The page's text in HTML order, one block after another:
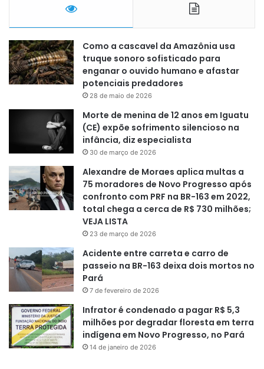
Como a cascavel da Amazônia usa
truque sonoro sofisticado para
enganar o ouvido humano e afastar
potenciais predadores
28 de maio de 2026
Morte de menina de 12 anos em Iguatu
(CE) expõe sofrimento silencioso na
infância, diz especialista
30 de março de 2026
Alexandre de Moraes aplica multas a
75 moradores de Novo Progresso após
confronto com PRF na BR-163 em 2022,
total chega a cerca de R$ 730 milhões;
VEJA LISTA
23 de março de 2026
Acidente entre carreta e carro de
passeio na BR-163 deixa dois mortos no
Pará
7 de fevereiro de 2026
Infrator é condenado a pagar R$ 5,3
milhões por degradar floresta em terra
indígena em Novo Progresso, no Pará
14 de janeiro de 2026